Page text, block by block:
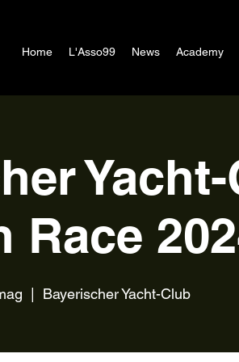
Home L'Asso99 News Academy
Race
Bayerischer Yacht-Club